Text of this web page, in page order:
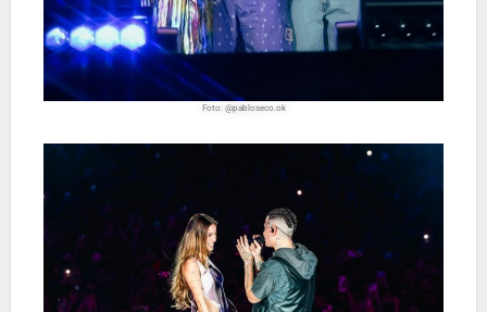
Foto: @pabloseco.ok